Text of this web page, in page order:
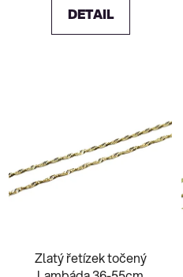
DETAIL
Zlatý řetízek točený